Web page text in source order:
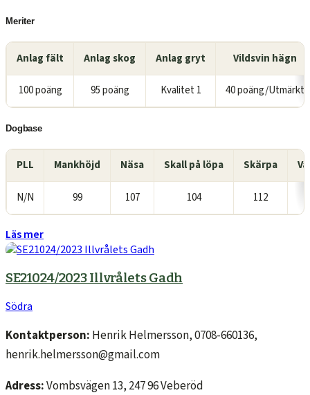
Meriter
Anlag fält Anlag skog Anlag gryt Vildsvin hägn
100 poäng 95 poäng Kvalitet 1 40 poäng/Utmärkt
Dogbase
PLL Mankhöjd Näsa Skall på löpa Skärpa
N/N 99 107 104 112
Läs mer
SE21024/2023 Illvrålets Gadh
Södra
Kontaktperson: Henrik Helmersson, 0708-660136,
henrik.helmersson@gmail.com
Adress:Vombsvägen 13, 247 96 Veberöd